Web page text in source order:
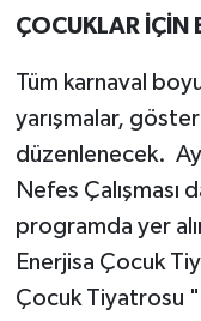
ÇOCUKLAR İÇİN
Tüm karnaval
yarışmalar,
düzenlenecek.
Nefes Çalışması
programda yer
Enerjisa Çocuk
Çocuk Tiyatrosu